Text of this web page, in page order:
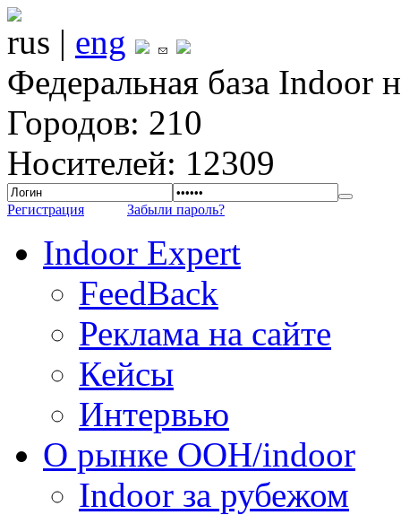
rus | eng
Федеральная база Indoor
Городов: 210
Носителей: 12309
Регистрация Забыли пароль?
Indoor Expert
FeedBack
Реклама на сайте
Кейсы
Интервью
О рынке OOH/indoor
Indoor за рубежом